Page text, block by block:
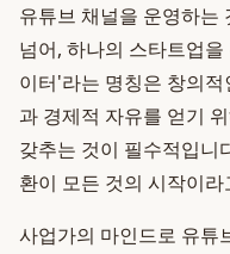
유튜브 채널을 운영하는
넘어, 하나의 스타트업
이터'라는 명칭은 창의
과 경제적 자유를 얻기
갖추는 것이 필수적입니
환이 모든 것의 시작이
사업가의 마인드로 유튜